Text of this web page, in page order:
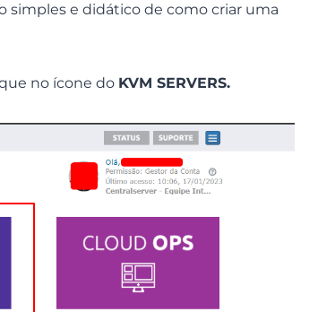
e didático de como criar uma
no ícone do KVM SERVERS.